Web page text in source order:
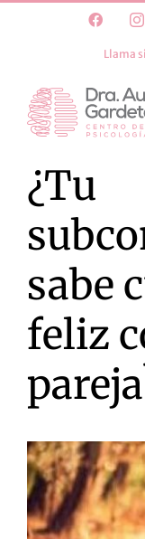
Llama
¿Tu
sabe
feliz
Ver
imagen
más
grande